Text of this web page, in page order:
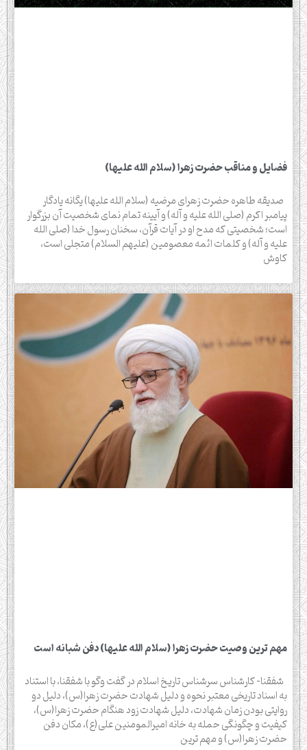
فضایل و مناقب حضرت زهرا (سلام الله علیها)
صدیقه طاهره حضرت زهرای مرضیه (سلام الله علیها) یگانه یادگار
پیامبر اکرم (صلی الله علیه و آله) و آیینه تمام نمای شخصیت آن بزرگوار
است؛ شخصیتی که مدح او در آیات قرآن، سخنان رسول خدا (صلی الله
علیه و آله) و کلمات ائمه معصومین (علیهم السلام) متجلی است،
کاوش
مهم ترین وصیت حضرت زهرا (سلام الله علیها) دفن شبانه است
شفقنا- کارشناس سرشناس تاریخ اسلام در گفت وگو با شفقنا، با استناد
به اسناد تاریخی معتبر نحوه و دلیل شهادت حضرت زهرا(س)، دلیل دو
روایتی بودن زمان شهادت، دلیل شهادت زود هنگام حضرت زهرا(س)،
کیفیت و چگونگی حمله به خانه امیرالمومنین علی(ع)، مکان دفن
حضرت زهرا(س) و مهم ترین